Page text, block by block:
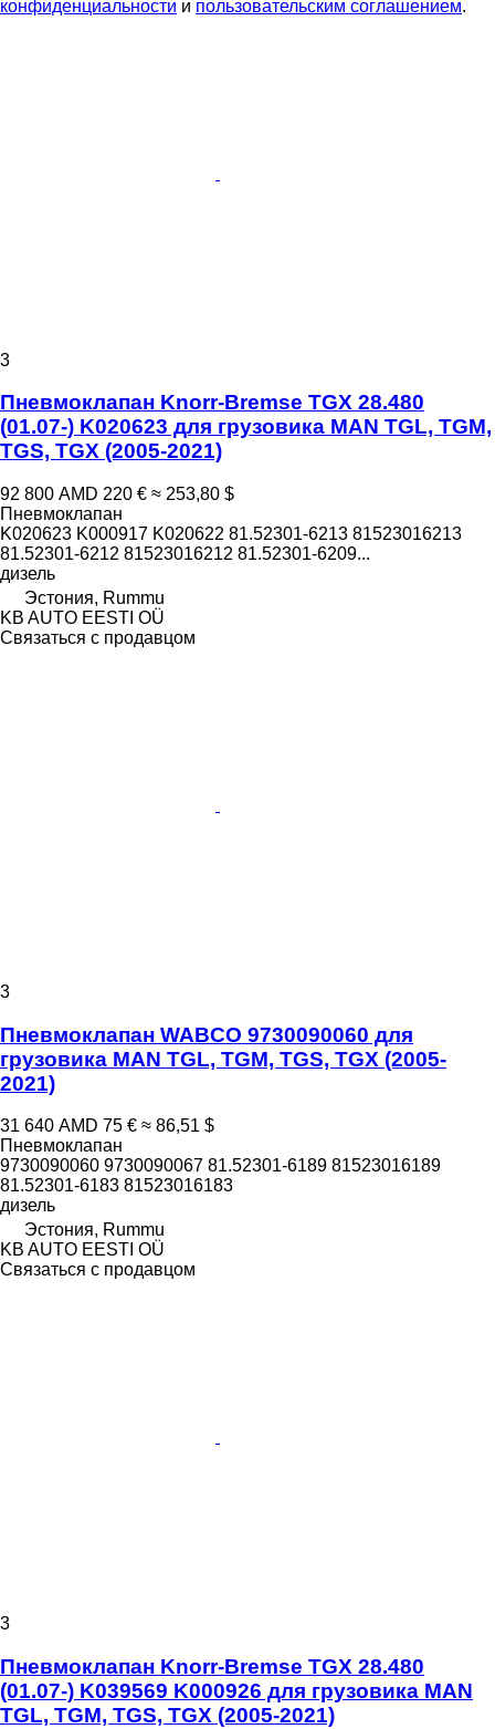
конфиденциальности и пользовательским соглашением.
3
Пневмоклапан Knorr-Bremse TGX 28.480
(01.07-) K020623 для грузовика MAN TGL, TGM,
TGS, TGX (2005-2021)
92 800 AMD 220 € ≈ 253,80 $
Пневмоклапан
K020623 K000917 K020622 81.52301-6213 81523016213
81.52301-6212 81523016212 81.52301-6209...
дизель
Эстония, Rummu
KB AUTO EESTI OÜ
Связаться с продавцом
3
Пневмоклапан WABCO 9730090060 для
грузовика MAN TGL, TGM, TGS, TGX (2005-
2021)
31 640 AMD 75 € ≈ 86,51 $
Пневмоклапан
9730090060 9730090067 81.52301-6189 81523016189
81.52301-6183 81523016183
дизель
Эстония, Rummu
KB AUTO EESTI OÜ
Связаться с продавцом
3
Пневмоклапан Knorr-Bremse TGX 28.480
(01.07-) K039569 K000926 для грузовика MAN
TGL, TGM, TGS, TGX (2005-2021)